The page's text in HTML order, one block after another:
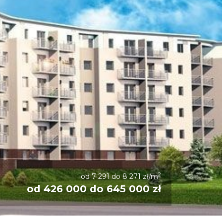
od 7 291 do 8 271 zł/m2
od 426 000 do 645 000 zł